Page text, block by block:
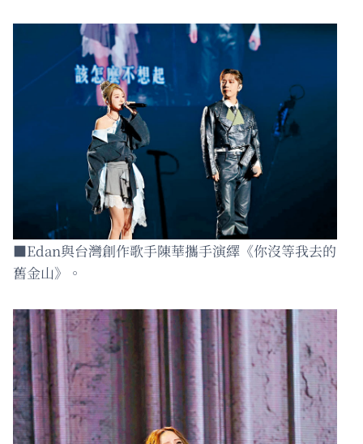
■Edan與台灣創作歌手陳華攜手演繹《你沒等我去的
舊金山》。